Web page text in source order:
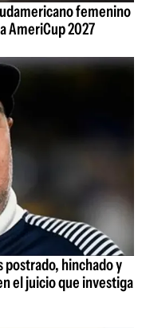
femenino
AmeriCup 2027
postrado, hinchado y
el juicio que investiga